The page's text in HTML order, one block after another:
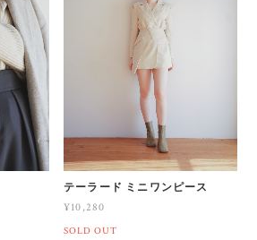
テーラード ミニワンピース
¥10,280
SOLD OUT